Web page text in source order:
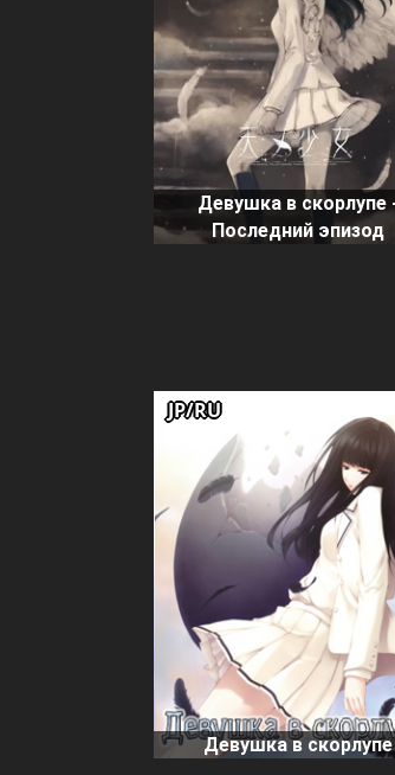
Девушка в скорлупе
Последний эпизод
Девушка в скорлупе
JP/RU